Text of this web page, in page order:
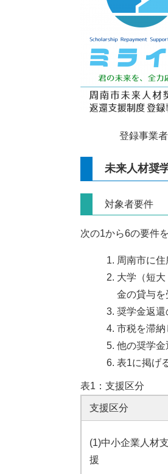
登録事
未来人材奨
対象者要件
次の1から6の要件
周南市に
大学（短
金の貸与を
奨学金返
市税を滞
他の奨学
表1に掲げ
表1：支援区分
支援区分
(1)中小企業人材支
援